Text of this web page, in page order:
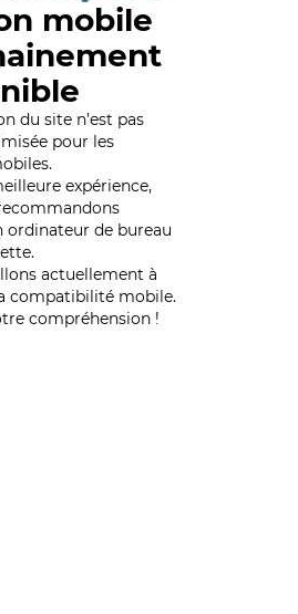
mobile
du site n’est pas
pour les
expérience,
ordinateur de bureau
actuellement à
compatibilité mobile.
compréhension !